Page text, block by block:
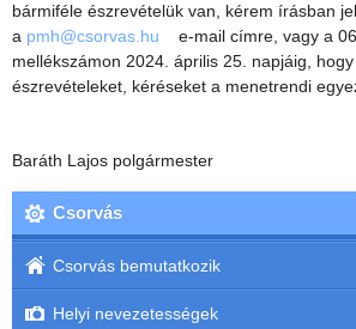
bármiféle észrevételük van, kérem írásban
a pmh@csorvas.hu e-mail címre, vagy a
mellékszámon 2024. április 25. napjáig,
észrevételeket, kéréseket a menetrendi
Baráth Lajos polgármester
Csorvás
Csorvás bemutatkozik
Helyi nevezetességek